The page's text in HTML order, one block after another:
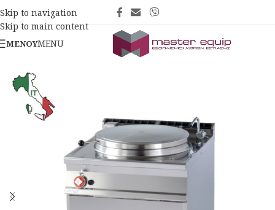
Skip to navigation
Skip to main content
ΜΕΝΟΎMENU